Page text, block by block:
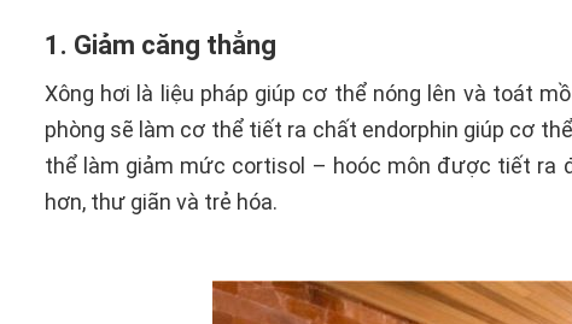
1. Giảm căng thẳng
Xông hơi là liệu pháp giúp cơ thể nóng lên và toát
phòng sẽ làm cơ thể tiết ra chất endorphin giúp cơ
thể làm giảm mức cortisol – hoóc môn được tiết ra
hơn, thư giãn và trẻ hóa.